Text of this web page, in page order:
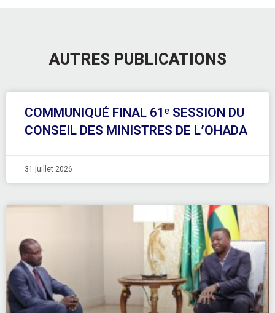
AUTRES PUBLICATIONS
COMMUNIQUÉ FINAL 61ᵉ SESSION DU
CONSEIL DES MINISTRES DE L’OHADA
31 juillet 2026